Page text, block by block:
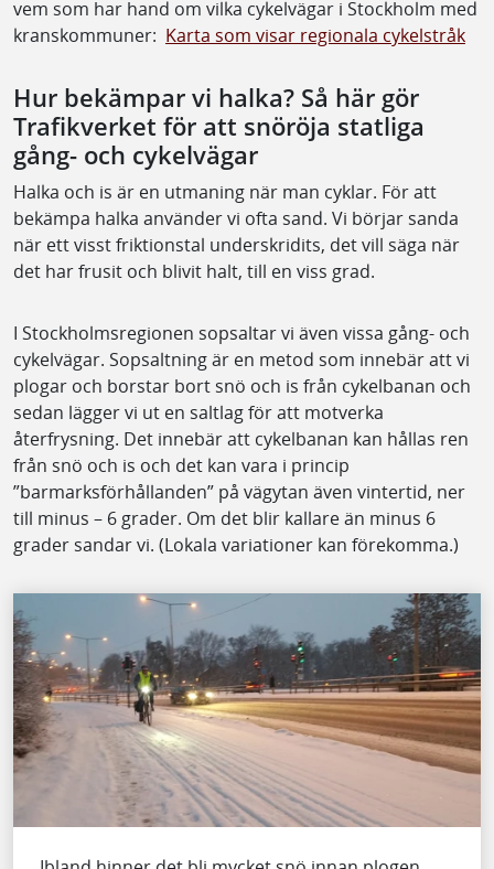
vem som har hand om vilka cykelvägar i Stockholm med
kranskommuner: Karta som visar regionala cykelstråk
Hur bekämpar vi halka? Så här gör
Trafikverket för att snöröja statliga
gång- och cykelvägar
Halka och is är en utmaning när man cyklar. För att
bekämpa halka använder vi ofta sand. Vi börjar sanda
när ett visst friktionstal underskridits, det vill säga när
det har frusit och blivit halt, till en viss grad.
I Stockholmsregionen sopsaltar vi även vissa gång- och
cykelvägar. Sopsaltning är en metod som innebär att vi
plogar och borstar bort snö och is från cykelbanan och
sedan lägger vi ut en saltlag för att motverka
återfrysning. Det innebär att cykelbanan kan hållas ren
från snö och is och det kan vara i princip
”barmarksförhållanden” på vägytan även vintertid, ner
till minus – 6 grader. Om det blir kallare än minus 6
grader sandar vi. (Lokala variationer kan förekomma.)